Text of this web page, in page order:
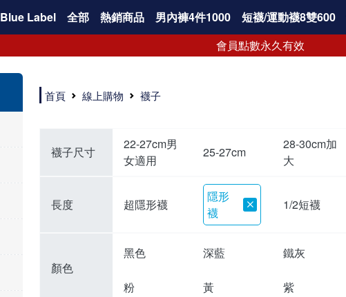
Blue Label 全部 熱銷商品 男內褲4件1000 短襪/運動襪8雙600
會員點數永久有效
如何挑選高品質的短襪？注重品質的三花短襪，特選高級優質棉料，保持雙腳透氣不悶熱。襪子具有良好的透氣性，自然讓腳不悶臭，讓您每天穿得健康、舒適。好襪子陪你走更遠！
品質優零負擔，全家人都適合的好襪子在三花!長輩、久坐辦公室最適合無鬆緊帶襪子、運動跑步打球雙層毛巾底短襪保護最有力，日常休閒短襪穿搭簡易最省時。耐洗耐穿超省錢!
三花襪子嚴選優質棉料，吸汗透氣、乾爽舒適，不易滑動。作為日常必備的襪子，其符合人體工學與時尚設計，令人穿上即感舒適。三花50年來專注改良，以精湛工藝打造超乎想像的舒適體驗。追求美感與實用兼備的您，絕對不能錯過三花襪子，即刻入手，體驗潮流與舒適的完美結合。
"最近一批襪子都相繼損壞，所以又到了採購新襪子的時間了！剛好又是換季，可以買適合當季的襪子，增添一些生活的小確幸。我通常一次會買6-8雙襪子，然後整批襪子幾乎會在差不多的時間陣亡，再換下一批。這種一年大概買兩次的習慣，讓6-8雙短襪輪流穿半年，不會太浪費，也避免穿著鬆垮的襪子很糗。 每次換襪子時，我都會嘗試一個新品牌來試試看。這次我選了已有50多年歷史的老牌子——三花。可能有人會問，三花襪子這麼有名，為何現在才選？其實我一直知道這品牌，但過去對他們家的產品印象是主要賣給男生的中筒襪，因此未曾購買。最近在捷運和網站上頻繁看到三花的廣告，便上網探究了一下。驚喜發現，他們家竟然也推出了很多適合女生穿的短襪，而且款式很漂亮，不再僅僅針對中年男性。 這次我訂了8雙襪子，總共500元，一雙平均只要62元（短襪價格依官網為主），真的很划算。而且，他們的物流速度超快，官網下單後隔天襪子就到貨了，這點我特別喜歡。收到襪子後，我還特地將它們一字排開，場面也蠻壯觀的。我訂了素色短襪、條紋短襪和撞色運動短襪，還為我老公買了一雙紳士襪。為了迎接夏天的到來，也幫他準備些薄襪子，畢竟穿皮鞋搭配厚重的運動襪真的不太合適。 這次的嘗試中，最讓我驚艷的是運動短襪。雙層毛巾底的設計，一開始以為會太厚，但實際穿上後發現這款襪子的吸震效果不輸其他運動品牌，吸濕性也非常強。我特意用水滴試驗，結果也很滿意。運動短襪的關鍵就是吸汗和吸震，這樣能讓整個運動過程不黏膩，並有效減少腳與鞋子的摩擦，避免脫跟的情況發生，增添了運動的舒適感。 此外，對於孩子來說，這款運動短襪的耐用性也讓我很滿意。其他品牌的襪子大概只能撐2個月，但看來這次的三花短襪應該能撐3個月以上，使用壽命更長，是一位媽媽的好幫手，既省錢又減少購買頻率。 至於我老公，最初覺得穿薄襪搭配皮鞋不太舒服，但後來漸漸習慣並喜歡上薄襪的輕盈感。畢竟太厚的襪子會改變皮鞋的形狀。三花的無鬆緊帶設計對久坐辦公的他來說，解決了腿部血液循環不良的問題，減少了勒痕，襪子脫下後也不再長時間地感到不適，這讓我們都很滿意。 總體來說，這次三花短襪的體驗還算不錯，無脫跟問題，且吸震和吸汗效果顯著。老公和孩子的襪子選擇也都很成功。未來我會再觀察這些襪子的耐用性，再決定是否回購。當下來看，三花是個值得推薦的品牌。
首頁 線上購物 襪子
襪子尺寸
22-27cm男
女適用
25-27cm
28-30cm加
大
長度 超隱形襪
隱形
襪
1/2短襪
顏色
黑色 深藍 鐵灰
粉 黃 紫